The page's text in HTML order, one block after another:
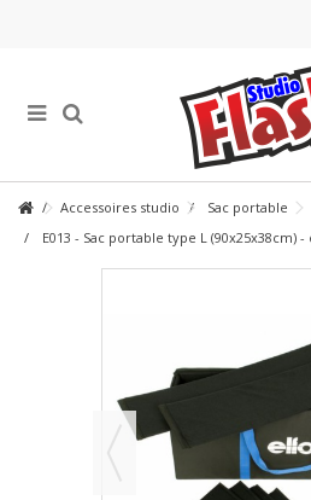
Accessoires studio
Sac portable
E013 - Sac portable type L (90x25x38cm) -